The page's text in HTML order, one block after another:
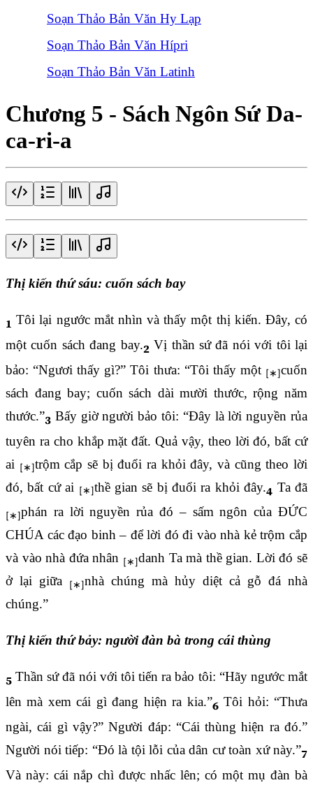
Soạn Thảo Bản Văn Hy Lạp
Soạn Thảo Bản Văn Hípri
Soạn Thảo Bản Văn Latinh
Chương 5 - Sách Ngôn Sứ Da-
ca-ri-a
Thị kiến thứ sáu: cuốn sách bay
1 Tôi lại ngước mắt nhìn và thấy một thị kiến. Đây, có
một cuốn sách đang bay.2 Vị thần sứ đã nói với tôi lại
bảo: “Ngươi thấy gì?” Tôi thưa: “Tôi thấy một
cuốn
sách đang bay; cuốn sách dài mười thước, rộng năm
thước.”3 Bấy giờ người bảo tôi: “Đây là lời nguyền rủa
tuyên ra cho khắp mặt đất. Quả vậy, theo lời đó, bất cứ
ai
trộm cắp sẽ bị đuổi ra khỏi đây, và cũng theo lời
đó, bất cứ ai
thề gian sẽ bị đuổi ra khỏi đây.4 Ta đã
phán ra lời nguyền rủa đó – sấm ngôn của ĐỨC
CHÚA các đạo binh – để lời đó đi vào nhà kẻ trộm cắp
và vào nhà đứa nhân
danh Ta mà thề gian. Lời đó sẽ
ở lại giữa
nhà chúng mà hủy diệt cả gỗ đá nhà
chúng.”
Thị kiến thứ bảy: người đàn bà trong cái thùng
5 Thần sứ đã nói với tôi tiến ra bảo tôi: “Hãy ngước mắt
lên mà xem cái gì đang hiện ra kia.”6 Tôi hỏi: “Thưa
ngài, cái gì vậy?” Người đáp: “Cái thùng hiện ra đó.”
Người nói tiếp: “Đó là tội lỗi của dân cư toàn xứ này.”7
Và này: cái nắp chì được nhấc lên; có một mụ đàn bà